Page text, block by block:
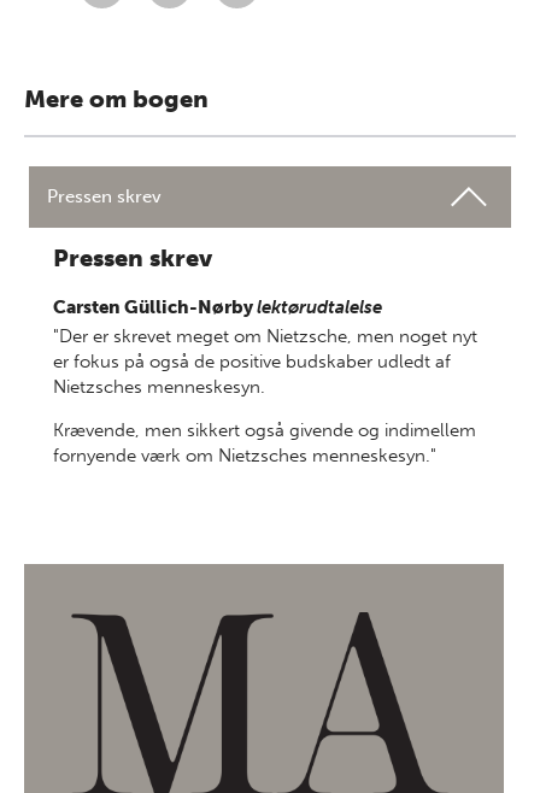
Mere om bogen
Pressen skrev
Pressen skrev
Carsten Güllich-Nørbylektørudtalelse
"Der er skrevet meget om Nietzsche, men noget nyt
er fokus på også de positive budskaber udledt af
Nietzsches menneskesyn.
Krævende, men sikkert også givende og indimellem
fornyende værk om Nietzsches menneskesyn."